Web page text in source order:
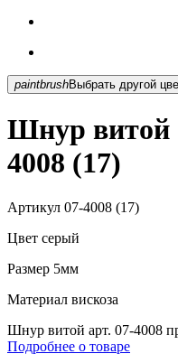
paintbrush Выбрать
Шнур витой
4008 (17)
Артикул 07-4008 (17)
Цвет серый
Размер 5мм
Материал вискоза
Шнур витой арт. 07-4008
Подробнее о товаре